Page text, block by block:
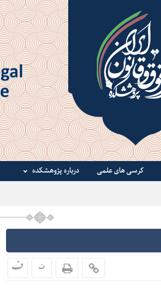
کرسی های علمی درباره پژوهشکده
ف ف